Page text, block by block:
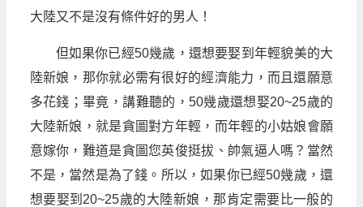
大陸又不是沒有條件好的男人！
但如果你已經50幾歲，還想要娶到年輕貌美的大
陸新娘，那你就必需有很好的經濟能力，而且還願意
多花錢；畢竟，講難聽的，50幾歲還想娶20~25歲的
大陸新娘，就是貪圖對方年輕，而年輕的小姑娘會願
意嫁你，難道是貪圖您英俊挺拔、帥氣逼人嗎？當然
不是，當然是為了錢。所以，如果你已經50幾歲，還
想要娶到20~25歲的大陸新娘，那肯定需要比一般的